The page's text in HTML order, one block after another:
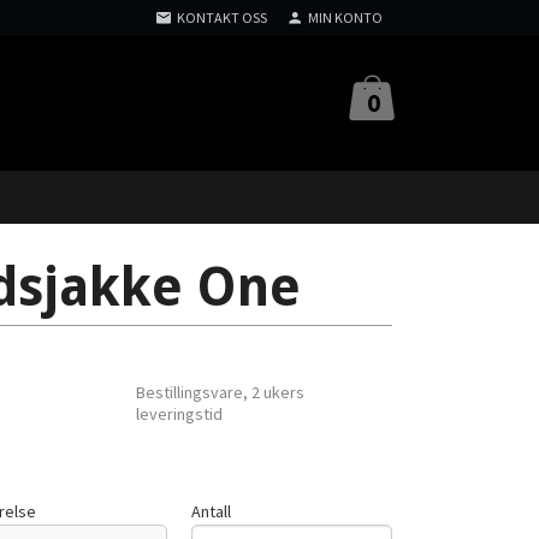
KONTAKT OSS MIN KONTO
0
One
Bestillingsvare, 2 ukers
leveringstid
Antall